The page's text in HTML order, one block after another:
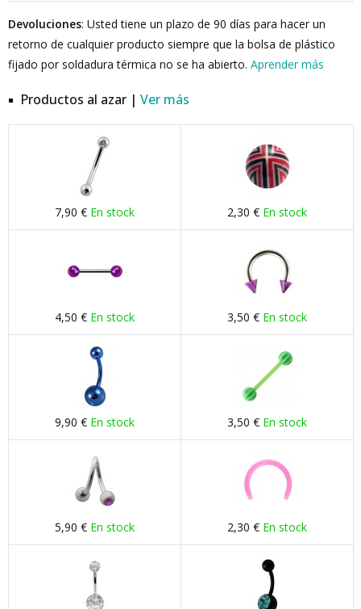
Devoluciones: Usted tiene un plazo de 90 días para hacer un
retorno de cualquier producto siempre que la bolsa de plástico
fijado por soldadura térmica no se ha abierto. Aprender más
Productos al azar | Ver más
7,90 € En stock 2,30 € En stock
4,50 € En stock 3,50 € En stock
9,90 € En stock 3,50 € En stock
5,90 € En stock 2,30 € En stock